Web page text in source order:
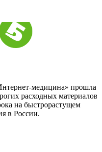
медицина» прошла
расходных материалов
на быстрорастущем
в России.